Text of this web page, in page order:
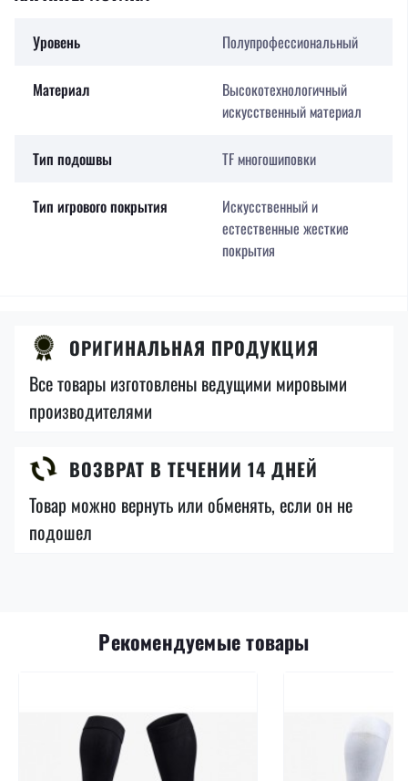
Уровень Полупрофессиональный
Материал
Высокотехнологичный
искусственный материал
Тип подошвы TF многошиповки
Тип игрового покрытия
Искусственный и
естественные жесткие
покрытия
ОРИГИНАЛЬНАЯ ПРОДУКЦИЯ
Все товары изготовлены ведущими мировыми
производителями
ВОЗВРАТ В ТЕЧЕНИИ 14 ДНЕЙ
Товар можно вернуть или обменять, если он не
подошел
Рекомендуемые товары